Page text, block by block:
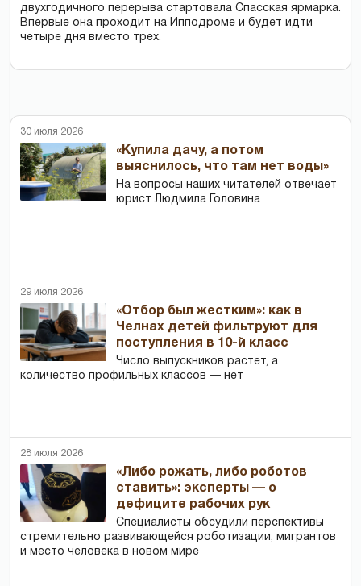
двухгодичного перерыва стартовала Спасская ярмарка.
Впервые она проходит на Ипподроме и будет идти
четыре дня вместо трех.
30 июля 2026
«Купила дачу, а потом
выяснилось, что там нет воды»
На вопросы наших читателей отвечает
юрист Людмила Головина
29 июля 2026
«Отбор был жестким»: как в
Челнах детей фильтруют для
поступления в 10-й класс
Число выпускников растет, а
количество профильных классов — нет
28 июля 2026
«Либо рожать, либо роботов
ставить»: эксперты — о
дефиците рабочих рук
Специалисты обсудили перспективы
стремительно развивающейся роботизации, мигрантов
и место человека в новом мире